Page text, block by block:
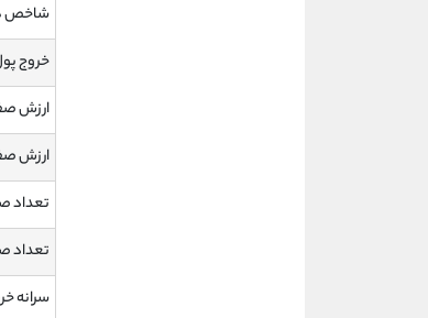
شاخص
خروج
ارزش
ارزش
تعداد
سرانه